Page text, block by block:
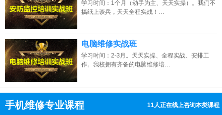
学习时间：1个月（动手为主、天天实操）。我们不
搞纸上谈兵，天天全程实战！…
电脑维修实战班
学习时间：2-3月。天天实操、全程实战、安排工
作。我校拥有齐备的电脑维修培…
手机维修专业课程 7人正在线上咨询本类课程